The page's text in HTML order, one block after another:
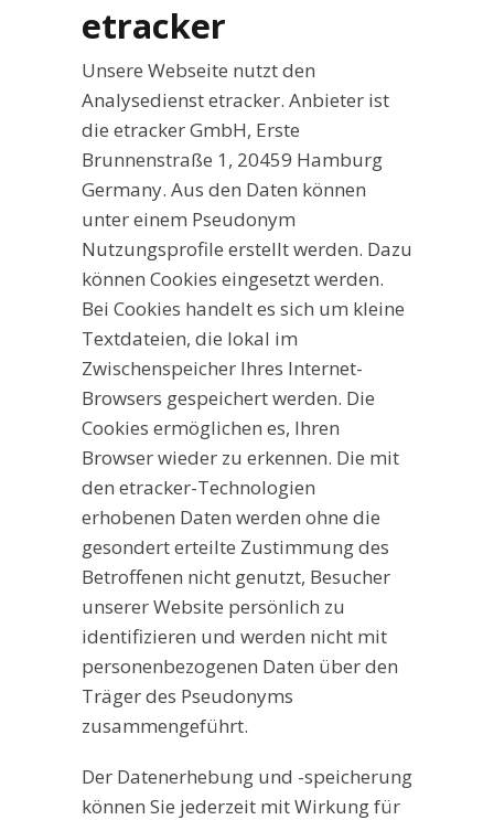
etracker
Unsere Webseite nutzt den
Analysedienst etracker. Anbieter ist
die etracker GmbH, Erste
Brunnenstraße 1, 20459 Hamburg
Germany. Aus den Daten können
unter einem Pseudonym
Nutzungsprofile erstellt werden. Dazu
können Cookies eingesetzt werden.
Bei Cookies handelt es sich um kleine
Textdateien, die lokal im
Zwischenspeicher Ihres Internet-
Browsers gespeichert werden. Die
Cookies ermöglichen es, Ihren
Browser wieder zu erkennen. Die mit
den etracker-Technologien
erhobenen Daten werden ohne die
gesondert erteilte Zustimmung des
Betroffenen nicht genutzt, Besucher
unserer Website persönlich zu
identifizieren und werden nicht mit
personenbezogenen Daten über den
Träger des Pseudonyms
zusammengeführt.
Der Datenerhebung und -speicherung
können Sie jederzeit mit Wirkung für